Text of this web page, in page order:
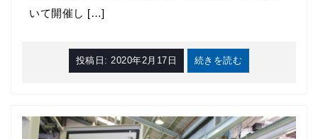
いて開催し […]
投稿日: 2020年2月17日 続きを読む